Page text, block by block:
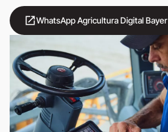
WhatsApp Agricultura Digital Bayer
open_in_new